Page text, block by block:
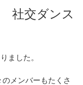
社交ダンス
ました。
メンバーもたくさ